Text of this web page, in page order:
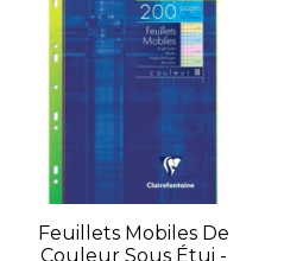
Feuillets Mobiles De
Couleur Sous Étui -